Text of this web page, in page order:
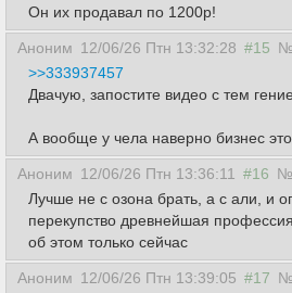
Он их продавал по 1200р!
Аноним 12/06/26 Птн 13:32:28 #15
>>333937457
Двачую, запостите видео с тем
А вообще у чела наверно бизнес
Аноним 12/06/26 Птн 13:36:11 #16
Лучше не с озона брать, а с али, и
перекупство древнейшая
об этом только сейчас
Аноним 12/06/26 Птн 13:39:05 #17